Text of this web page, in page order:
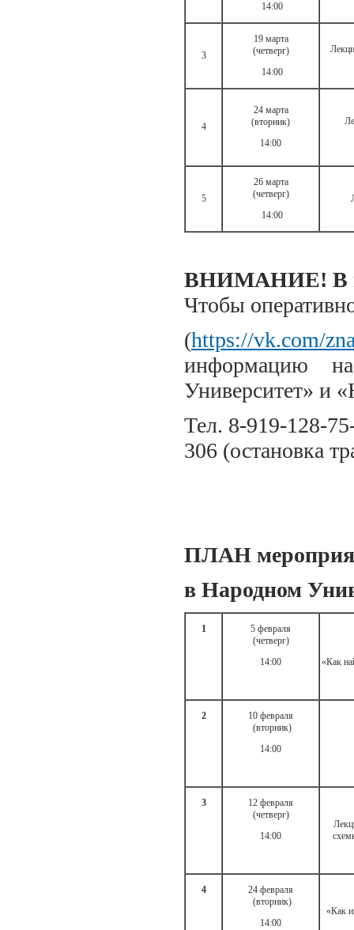
14:00
3
19 марта
(четверг)
14:00
4
24 марта
(вторник)
14:00
5
26 марта
(четверг)
14:00
ВНИМАНИЕ! В
Чтобы
(https://vk.com/
информацию
Университет» и
Тел. 8-919-128-
306 (остановка
ПЛАН
в Народном
1
5 февраля
(четверг)
14:00
«Как
2
10 февраля
(вторник)
14:00
3
12 февраля
(четверг)
14:00
4
24 февраля
(вторник)
14:00
«Как